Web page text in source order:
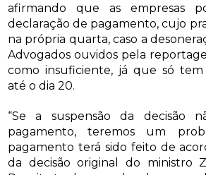
afirmando que as empresas
declaração de pagamento, cujo
na própria quarta, caso a
Advogados ouvidos pela
como insuficiente, já que só
até o dia 20.
“Se a suspensão da decisão
pagamento, teremos um
pagamento terá sido feito de
da decisão original do ministro